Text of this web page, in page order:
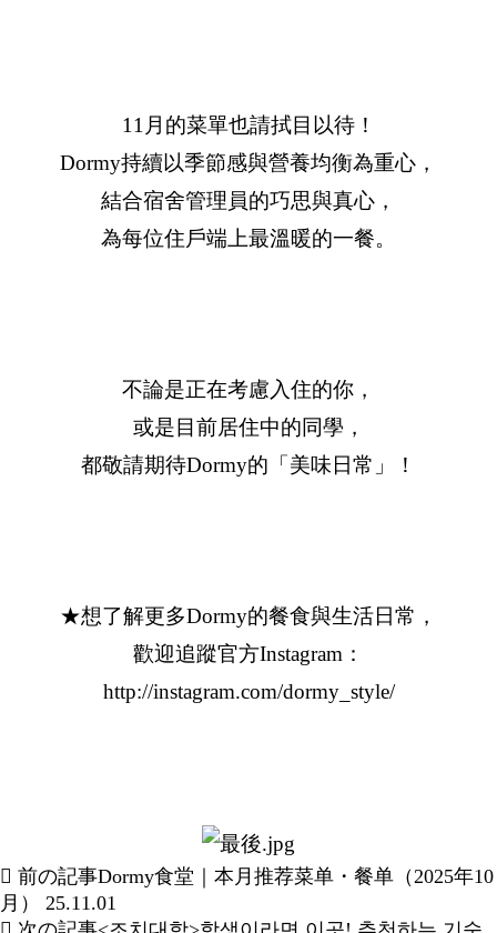
11月的菜單也請拭目以待！
Dormy持續以季節感與營養均衡為重心，
結合宿舍管理員的巧思與真心，
為每位住戶端上最溫暖的一餐。
不論是正在考慮入住的你，
或是目前居住中的同學，
都敬請期待Dormy的「美味日常」！
★想了解更多Dormy的餐食與生活日常，
歡迎追蹤官方Instagram：
http://instagram.com/dormy_style/
前の記事Dormy食堂｜本月推荐菜单・餐单（2025年10
月）
25.11.01